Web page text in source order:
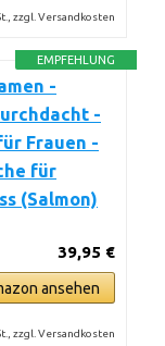
zzgl. Versandkosten
EMPFEHLUNG
-
-
Frauen -
für
(Salmon)
39,95 €
ansehen
zzgl. Versandkosten